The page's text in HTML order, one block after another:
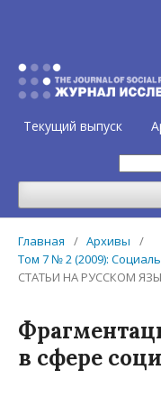
Текущий выпуск
Главная / Архивы
/
Том 7 № 2 (2009):
СТАТЬИ НА РУССКОМ
в сфере